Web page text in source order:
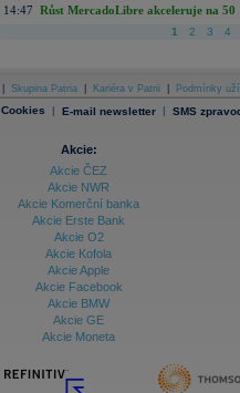
14:47 Růst MercadoLibre akceleruje na
1 2 3 4
Skupina Patria Kariéra v Patrii Podmínky
Cookies | E-mail newsletter | SMS
Akcie:
Akcie ČEZ
Akcie NWR
Akcie Komerční banka
Akcie Erste Bank
Akcie O2
Akcie Kofola
Akcie Apple
Akcie Facebook
Akcie BMW
Akcie GE
Akcie Moneta